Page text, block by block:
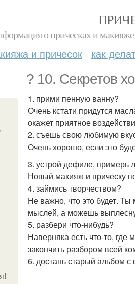
о прическах и
и причесок как
? 10. Секретов
1. прими пенную ванну?
Очень кстати придутся
окажет приятное
2. съешь свою любимую
Очень хорошо, если это
3. устрой дефиле, примерь
Новый макияж и прическу
4. займись творчеством?
Не важно, что это будет. Ты
мыслей, а можешь
5. разбери что-нибудь?
Наверняка есть что-то,
закончить разбором всей
6. достань старый альбом